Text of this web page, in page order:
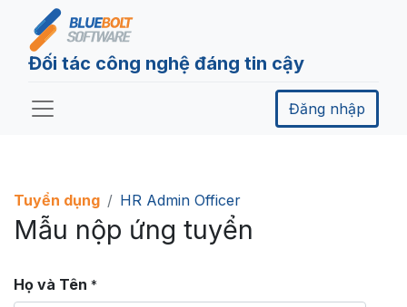
Đối tác công nghệ đáng tin cậy
Đăng nhập
Tuyển dụng HR Admin Officer
Mẫu nộp ứng tuyển
Họ và Tên *